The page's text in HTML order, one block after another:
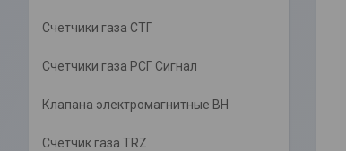
Счетчики газа СТГ
Счетчики газа РСГ Сигнал
Клапана электромагнитные ВН
Счетчик газа TRZ